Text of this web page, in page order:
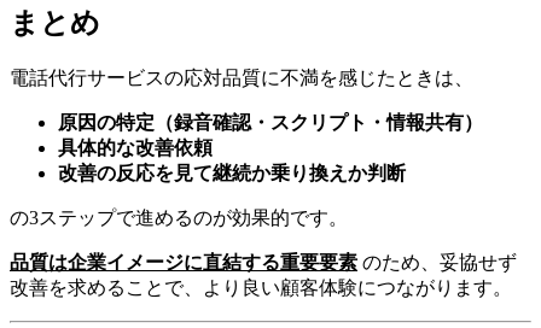
まとめ
電話代行サービスの応対品質に不満を感じたときは、
原因の特定（録音確認・スクリプト・情報共有）
具体的な改善依頼
改善の反応を見て継続か乗り換えか判断
の3ステップで進めるのが効果的です。
品質は企業イメージに直結する重要要素 のため、妥協せず
改善を求めることで、より良い顧客体験につながります。